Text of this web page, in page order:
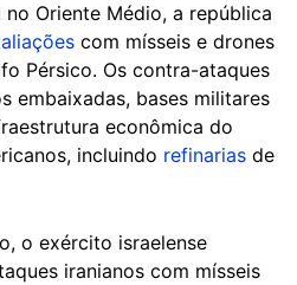
Oriente Médio, a república
com mísseis e drones
Pérsico. Os contra-ataques
embaixadas, bases militares
econômica do
incluindo refinarias de
o exército israelense
iranianos com mísseis